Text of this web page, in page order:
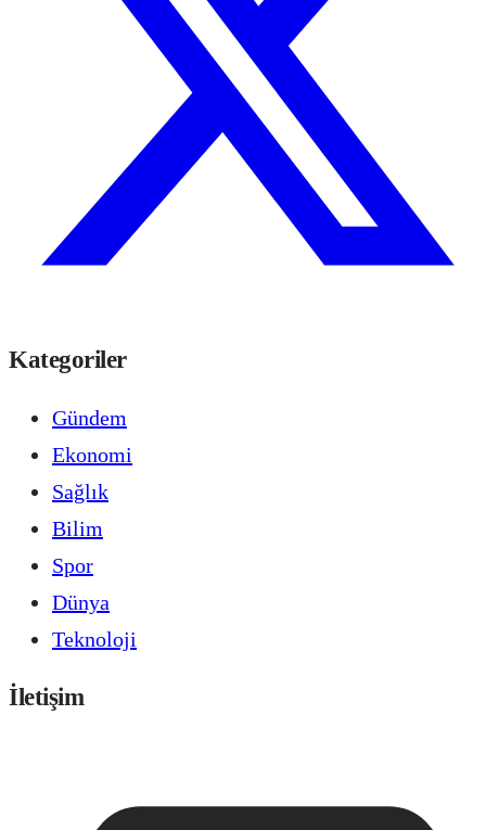
Kategoriler
Gündem
Ekonomi
Sağlık
Bilim
Spor
Dünya
Teknoloji
İletişim